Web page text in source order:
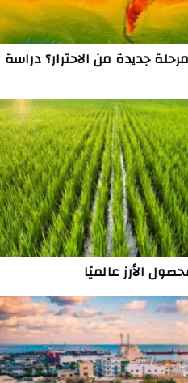
جديدة من الاحترار؟ دراسة
الأرز عالميًا